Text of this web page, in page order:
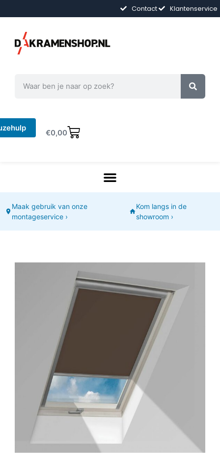
Contact Klantenservice
€0,00
Maak gebruik van onze
montageservice ›
Kom langs in de
showroom ›